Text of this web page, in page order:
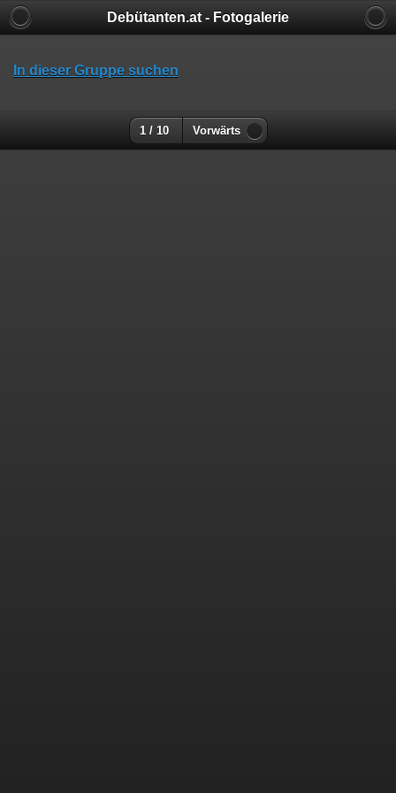
Debütanten.at - Fotogalerie
In dieser Gruppe suchen
1 / 10 Vorwärts